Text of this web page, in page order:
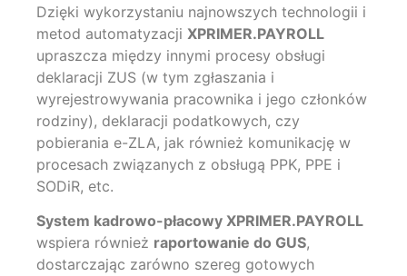
Dzięki wykorzystaniu najnowszych technologii i
metod automatyzacji XPRIMER.PAYROLL
upraszcza między innymi procesy obsługi
deklaracji ZUS (w tym zgłaszania i
wyrejestrowywania pracownika i jego członków
rodziny), deklaracji podatkowych, czy
pobierania e-ZLA, jak również komunikację w
procesach związanych z obsługą PPK, PPE i
SODiR, etc.
System kadrowo-płacowy XPRIMER.PAYROLL
wspiera również raportowanie do GUS,
dostarczając zarówno szereg gotowych